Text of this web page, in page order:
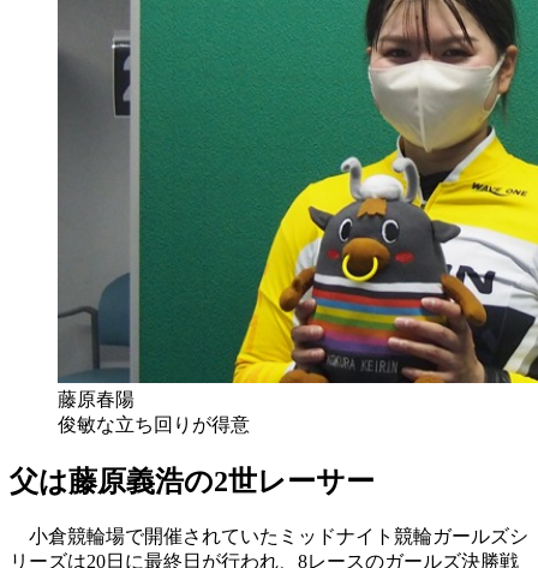
藤原春陽
俊敏な立ち回りが得意
父は藤原義浩の2世レーサー
小倉競輪場で開催されていたミッドナイト競輪ガールズシ
リーズは20日に最終日が行われ、8レースのガールズ決勝戦